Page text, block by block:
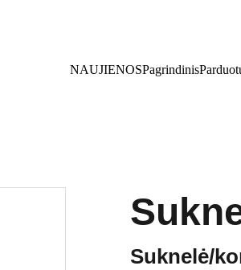
NAUJIENOSPagrindinis
Suknelė/